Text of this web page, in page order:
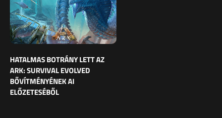
HATALMAS BOTRÁNY LETT AZ
ARK: SURVIVAL EVOLVED
BŐVÍTMÉNYÉNEK AI
ELŐZETESÉBŐL